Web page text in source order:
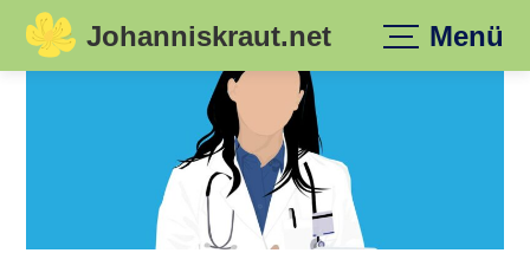
Skip
Johanniskraut.net Menü